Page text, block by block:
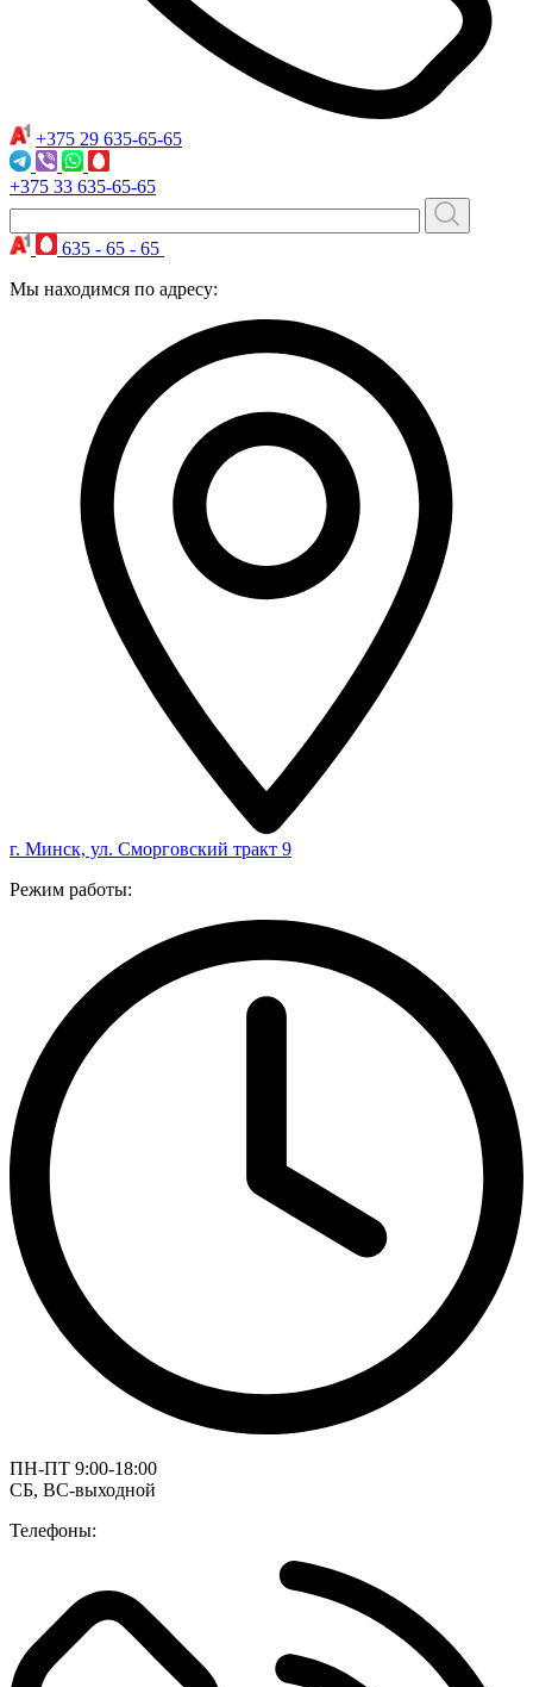
+375 29 635-65-65
+375 33 635-65-65
635 - 65 - 65
Мы находимся по адресу:
г. Минск, ул. Сморговский тракт 9
Режим работы:
ПН-ПТ 9:00-18:00
СБ, ВС-выходной
Телефоны: